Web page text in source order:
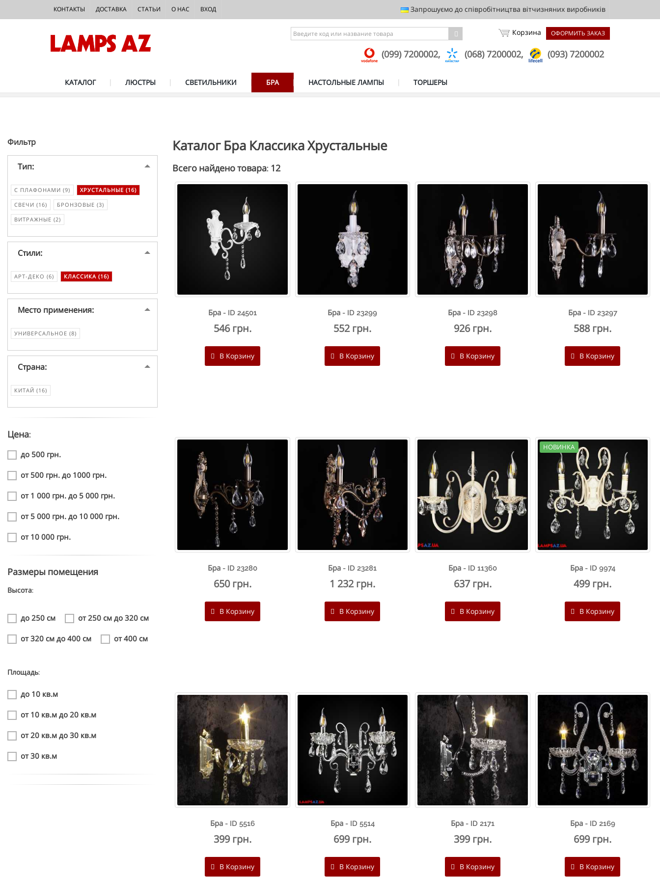
Запрошуємо до співробітництва вітчизняних виробників
КОНТАКТЫ ДОСТАВКА СТАТЬИ О НАС ВХОД
ОФОРМИТЬ ЗАКАЗ
Корзина
(099) 7200002, (068) 7200002, (093) 7200002
КАТАЛОГ ЛЮСТРЫ СВЕТИЛЬНИКИ БРА НАСТОЛЬНЫЕ ЛАМПЫ ТОРШЕРЫ
Каталог Бра Классика Хрустальные
Всего найдено товара: 12
Бра - ID 24501
546 грн.
В Корзину
Бра - ID 23299
552 грн.
В Корзину
Бра - ID 23298
926 грн.
В Корзину
Бра - ID 23297
588 грн.
В Корзину
Бра - ID 23280
650 грн.
В Корзину
Бра - ID 23281
1 232 грн.
В Корзину
Бра - ID 11360
637 грн.
В Корзину
НОВИНКА
Бра - ID 9974
499 грн.
В Корзину
Бра - ID 5516
399 грн.
В Корзину
Бра - ID 5514
699 грн.
В Корзину
Бра - ID 2171
399 грн.
В Корзину
Бра - ID 2169
699 грн.
В Корзину
Фильтр
Тип:
С ПЛАФОНАМИ (9)
ХРУСТАЛЬНЫЕ (16)
СВЕЧИ (16)
БРОНЗОВЫЕ (3)
ВИТРАЖНЫЕ (2)
Стили:
АРТ-ДЕКО (6) КЛАССИКА (16)
Место применения:
УНИВЕРСАЛЬНОЕ (8)
Страна:
КИТАЙ (16)
Цена:
до 500 грн.
от 500 грн. до 1000 грн.
от 1 000 грн. до 5 000 грн.
от 5 000 грн. до 10 000 грн.
от 10 000 грн.
Размеры помещения
Высота:
до 250 см от 250 см до 320 см
от 320 см до 400 см от 400 см
Площадь:
до 10 кв.м
от 10 кв.м до 20 кв.м
от 20 кв.м до 30 кв.м
от 30 кв.м